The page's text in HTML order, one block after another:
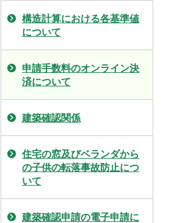
構造計算における各基準値
について
申請手数料のオンライン決
済について
建築確認関係
住宅の窓及びベランダから
の子供の転落事故防止につ
いて
建築確認申請の電子申請に